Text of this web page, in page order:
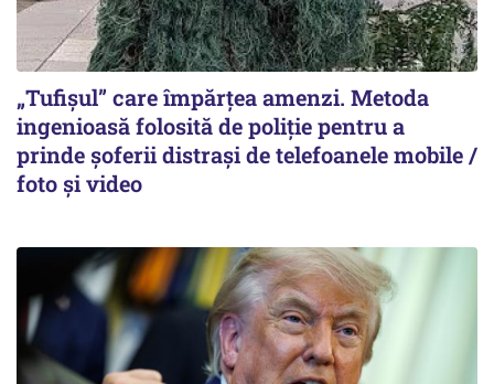
„Tufișul” care împărțea amenzi. Metoda
ingenioasă folosită de poliție pentru a
prinde șoferii distrași de telefoanele mobile /
foto și video